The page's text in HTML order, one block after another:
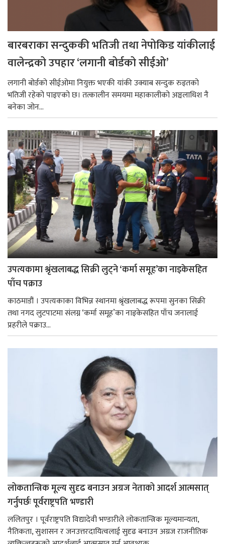
बारबराका सन्दुककी भतिजी तथा नेपोकिड यांकीलाई
वालेन्द्रको उपहार ‘लगानी बोर्डको सीईओ’
लगानी बोर्डको सीईओमा नियुक्त भएकी यांकी उक्याब सन्दुक रुइतको
भतिजी रहेको पाइएको छ। तत्कालीन समयमा महाकालीको अञ्चलाधिश नै
बनेका जोन...
उपत्यकामा श्रृंखलाबद्ध सिक्री लुट्ने ‘कर्मा समूह’का नाइकेसहित
पाँच पक्राउ
काठमाडौं । उपत्यकाका विभिन्न स्थानमा श्रृंखलाबद्ध रूपमा सुनका सिक्री
तथा नगद लुटपाटमा संलग्न ‘कर्मा समूह’का नाइकेसहित पाँच जनालाई
प्रहरीले पक्राउ...
लोकतान्त्रिक मूल्य सुदृढ बनाउन अग्रज नेताको आदर्श आत्मसात्
गर्नुपर्छः पूर्वराष्ट्रपति भण्डारी
ललितपुर । पूर्वराष्ट्रपति विद्यादेवी भण्डारीले लोकतान्त्रिक मूल्यमान्यता,
नैतिकता, सुशासन र जनउत्तरदायित्वलाई सुदृढ बनाउन अग्रज राजनीतिक